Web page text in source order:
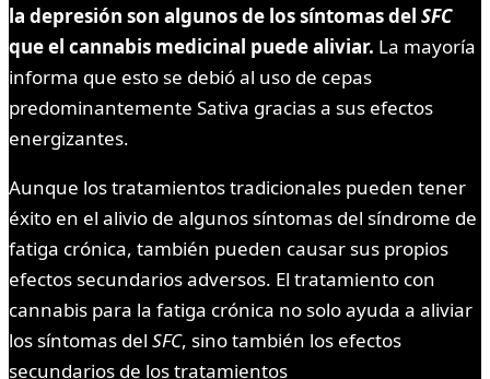
la depresión son algunos de los síntomas del SFC
que el cannabis medicinal puede aliviar. La mayoría
informa que esto se debió al uso de cepas
predominantemente Sativa gracias a sus efectos
energizantes.
Aunque los tratamientos tradicionales pueden tener
éxito en el alivio de algunos síntomas del síndrome de
fatiga crónica, también pueden causar sus propios
efectos secundarios adversos. El tratamiento con
cannabis para la fatiga crónica no solo ayuda a aliviar
los síntomas del SFC, sino también los efectos
secundarios de los tratamientos